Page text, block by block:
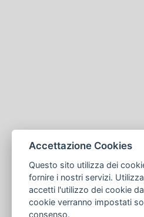
Accettazione Cookies
Questo sito utilizza dei
fornire i nostri servizi.
accetti l'utilizzo dei cookie
cookie verranno impostati
consenso.